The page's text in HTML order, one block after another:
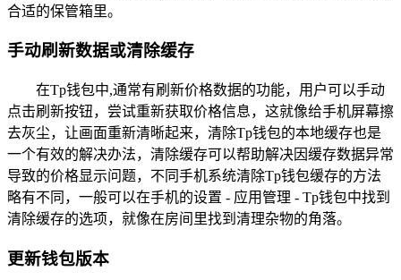
合适的保管箱里。
手动刷新数据或清除缓存
在Tp钱包中,通常有刷新价格数据的功能，用户可以手动
点击刷新按钮，尝试重新获取价格信息，这就像给手机屏幕擦
去灰尘，让画面重新清晰起来，清除Tp钱包的本地缓存也是
一个有效的解决办法，清除缓存可以帮助解决因缓存数据异常
导致的价格显示问题，不同手机系统清除Tp钱包缓存的方法
略有不同，一般可以在手机的设置 - 应用管理 - Tp钱包中找到
清除缓存的选项，就像在房间里找到清理杂物的角落。
更新钱包版本